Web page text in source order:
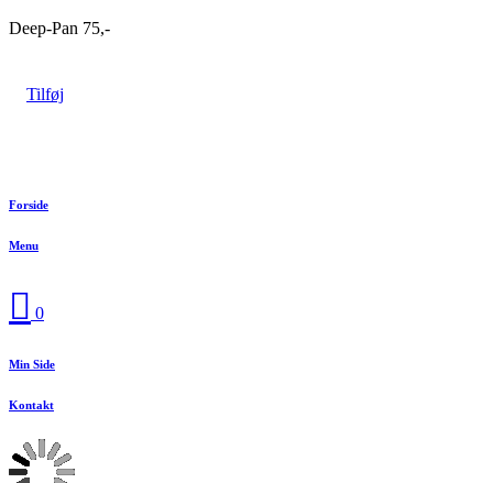
Deep-Pan 75,-
Tilføj
Forside
Menu
 0
Min Side
Kontakt